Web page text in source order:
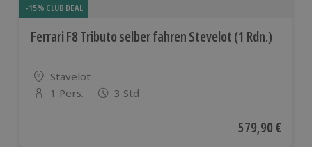
-15% CLUB DEAL
Ferrari F8 Tributo selber fahren Stevelot (1 Rdn.)
Standort
Stavelot
Anzahl der Teilnehmer
1 Pers. 3 Std
Aktueller Preis
579,90 €